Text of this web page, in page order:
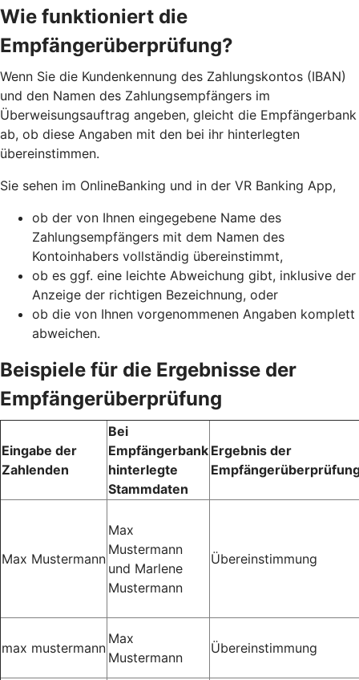
Wie funktioniert die
Empfängerüberprüfung?
Wenn Sie die Kundenkennung des Zahlungskontos (IBAN)
und den Namen des Zahlungsempfängers im
Überweisungsauftrag angeben, gleicht die Empfängerbank
ab, ob diese Angaben mit den bei ihr hinterlegten
übereinstimmen.
Sie sehen im OnlineBanking und in der VR Banking App,
ob der von Ihnen eingegebene Name des
Zahlungsempfängers mit dem Namen des
Kontoinhabers vollständig übereinstimmt,
ob es ggf. eine leichte Abweichung gibt, inklusive der
Anzeige der richtigen Bezeichnung, oder
ob die von Ihnen vorgenommenen Angaben komplett
abweichen.
Beispiele für die Ergebnisse der
Empfängerüberprüfung
Eingabe der
Zahlenden
Bei
Empfängerbank
hinterlegte
Stammdaten
Ergebnis der
Max Mustermann
Max
Mustermann
und Marlene
Mustermann
Übereinstimmung
max mustermann
Max
Mustermann
Übereinstimmung